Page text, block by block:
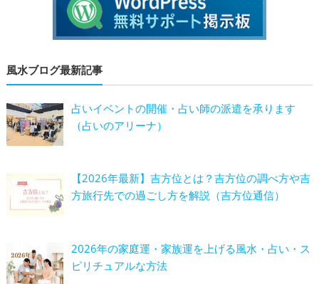
風水ブログ最新記事
占いイベントの開催・占い師の派遣を承ります
（占いのアリーナ）
【2026年最新】吉方位とは？吉方位の調べ方や吉
方旅行先での過ごし方を解説（吉方位通信）
2026年の家庭運・家族運を上げる風水・占い・ス
ピリチュアルな方法